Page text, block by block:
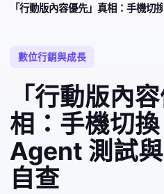
「行動版內容優先」真相：手機
數位行銷與成長
「行動版內
相：手機切
Agent 測試
自查